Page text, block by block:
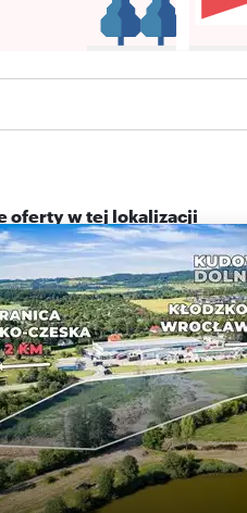
oferty w tej lokalizacji